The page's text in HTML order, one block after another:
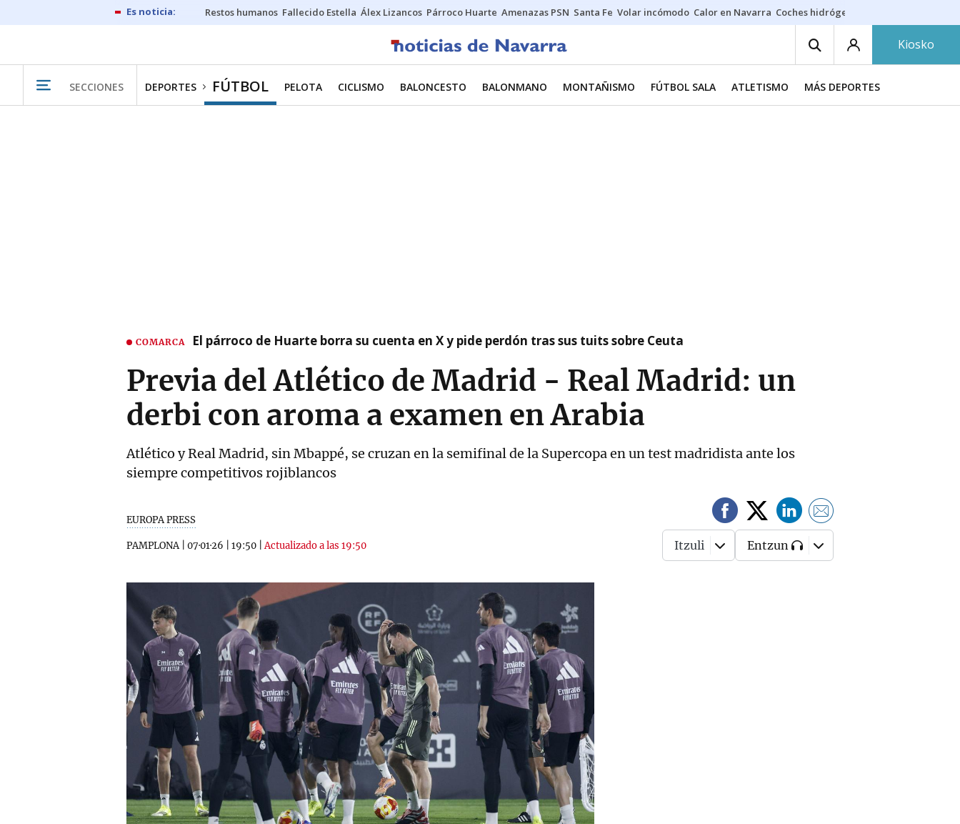
Restos humanos Fallecido Estella Álex Lizancos Párroco Huarte Amenazas PSN Santa Fe Volar incómodo Calor en Navarra Coches hidrógeno
Kiosko
SECCIONES DEPORTES FÚTBOL PELOTA CICLISMO BALONCESTO BALONMANO MONTAÑISMO FÚTBOL SALA ATLETISMO MÁS DEPORTES
COMARCA El párroco de Huarte borra su cuenta en X y pide perdón tras sus tuits sobre Ceuta
Previa del Atlético de Madrid - Real Madrid: un
derbi con aroma a examen en Arabia
Atlético y Real Madrid, sin Mbappé, se cruzan en la semifinal de la Supercopa en un test madridista ante los
siempre competitivos rojiblancos
EUROPA PRESS
PAMPLONA| 07·01·26 19:50 |Actualizado a las 19:50 Itzuli Entzun